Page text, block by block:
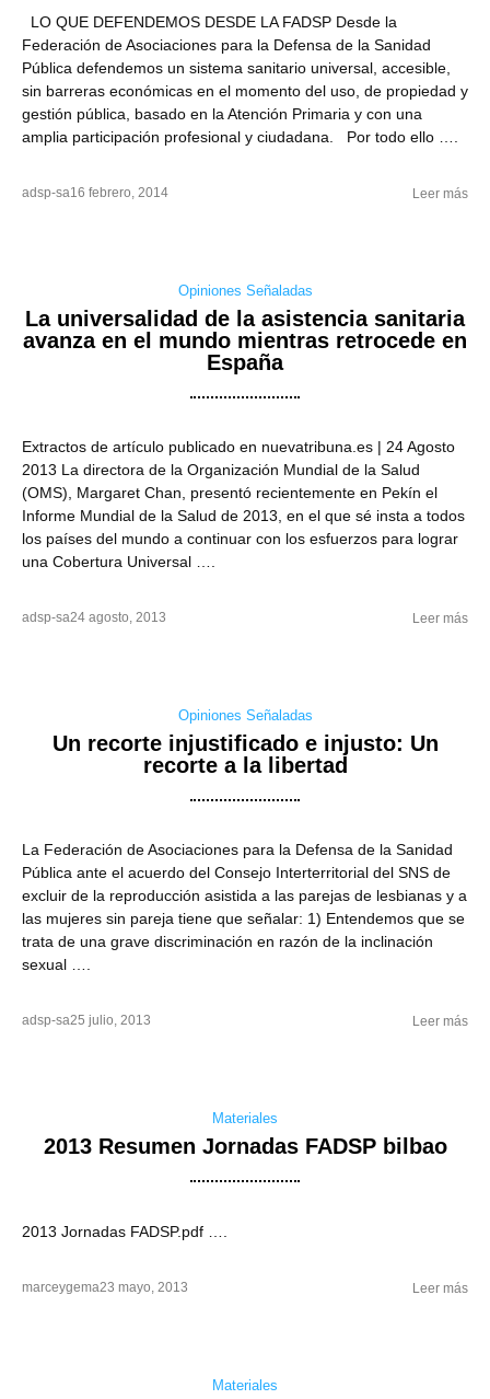
LO QUE DEFENDEMOS DESDE LA FADSP Desde la
Federación de Asociaciones para la Defensa de la Sanidad
Pública defendemos un sistema sanitario universal, accesible,
sin barreras económicas en el momento del uso, de propiedad y
gestión pública, basado en la Atención Primaria y con una
amplia participación profesional y ciudadana. Por todo ello ….
adsp-sa16 febrero, 2014 Leer más
Opiniones Señaladas
La universalidad de la asistencia sanitaria
avanza en el mundo mientras retrocede en
España
Extractos de artículo publicado en nuevatribuna.es | 24 Agosto
2013 La directora de la Organización Mundial de la Salud
(OMS), Margaret Chan, presentó recientemente en Pekín el
Informe Mundial de la Salud de 2013, en el que sé insta a todos
los países del mundo a continuar con los esfuerzos para lograr
una Cobertura Universal ….
adsp-sa24 agosto, 2013 Leer más
Opiniones Señaladas
Un recorte injustificado e injusto: Un
recorte a la libertad
La Federación de Asociaciones para la Defensa de la Sanidad
Pública ante el acuerdo del Consejo Interterritorial del SNS de
excluir de la reproducción asistida a las parejas de lesbianas y a
las mujeres sin pareja tiene que señalar: 1) Entendemos que se
trata de una grave discriminación en razón de la inclinación
sexual ….
adsp-sa25 julio, 2013 Leer más
Materiales
2013 Resumen Jornadas FADSP bilbao
2013 Jornadas FADSP.pdf ….
marceygema23 mayo, 2013 Leer más
Materiales